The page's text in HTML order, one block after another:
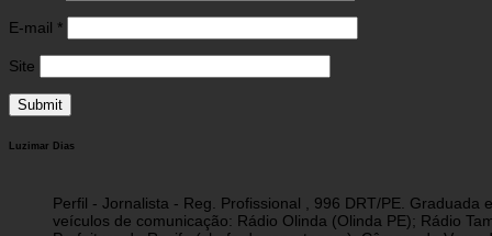
E-mail *
Site
Luzimar Dias
Perfil - Jornalista - Reg. Profissional , 996 DRT/PE.
veículos de comunicação: Rádio Olinda (Olinda PE); Rádio